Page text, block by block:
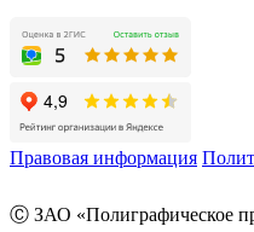
Правовая информация
Ⓒ ЗАО «Полиграфическое